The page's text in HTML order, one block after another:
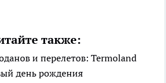
также:
и перелетов: Termoland
день рождения